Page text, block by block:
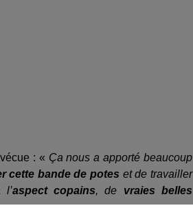
: « Ça nous a apporté beaucoup
cette bande de potes et de travailler
l’aspect copains, de vraies belles